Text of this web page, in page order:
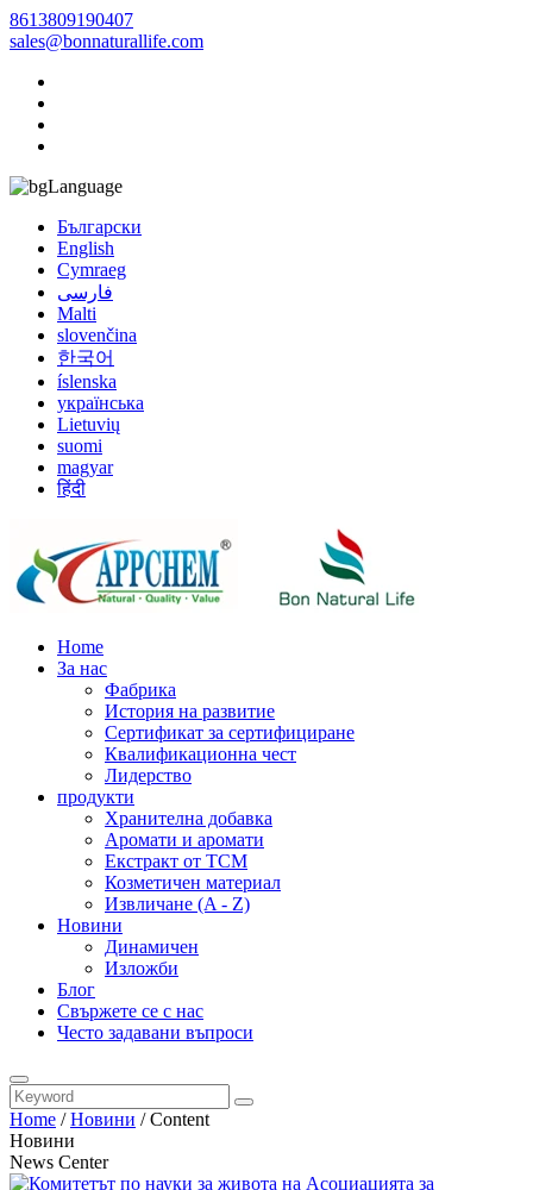
8613809190407
sales@bonnaturallife.com
Language
Български
English
Cymraeg
فارسی
Malti
slovenčina
한국어
íslenska
українська
Lietuvių
suomi
magyar
हिंदी
Home
За нас
Фабрика
История на развитие
Сертификат за сертифициране
Квалификационна чест
Лидерство
продукти
Хранителна добавка
Аромати и аромати
Екстракт от TCM
Козметичен материал
Извличане (A - Z)
Новини
Динамичен
Изложби
Блог
Свържете се с нас
Често задавани въпроси
Home /Новини /Content
Новини
News Center